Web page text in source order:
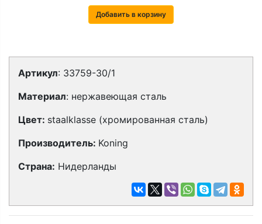
Добавить в корзину
Артикул: 33759-30/1
Материал: нержавеющая сталь
Цвет: staalklasse (хромированная сталь)
Производитель: Koning
Страна: Нидерланды